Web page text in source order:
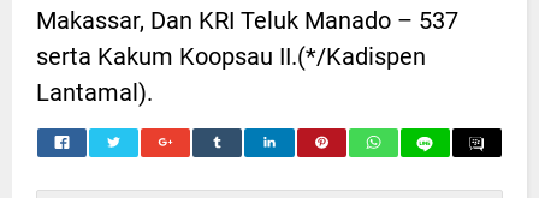
Makassar, Dan KRI Teluk Manado – 537
serta Kakum Koopsau II.(*/Kadispen
Lantamal).